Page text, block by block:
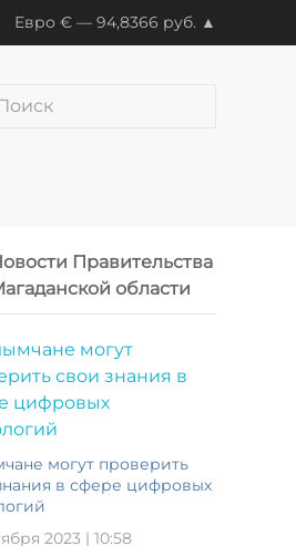
Евро € — 94,8366 руб. ▲
Правительства
области
могут проверить
в сфере цифровых
2023 | 10:58